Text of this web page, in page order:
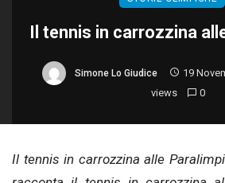
Il tennis in carrozzina
Simone Lo Giudice 19
views
0
Il tennis in carrozzina alle